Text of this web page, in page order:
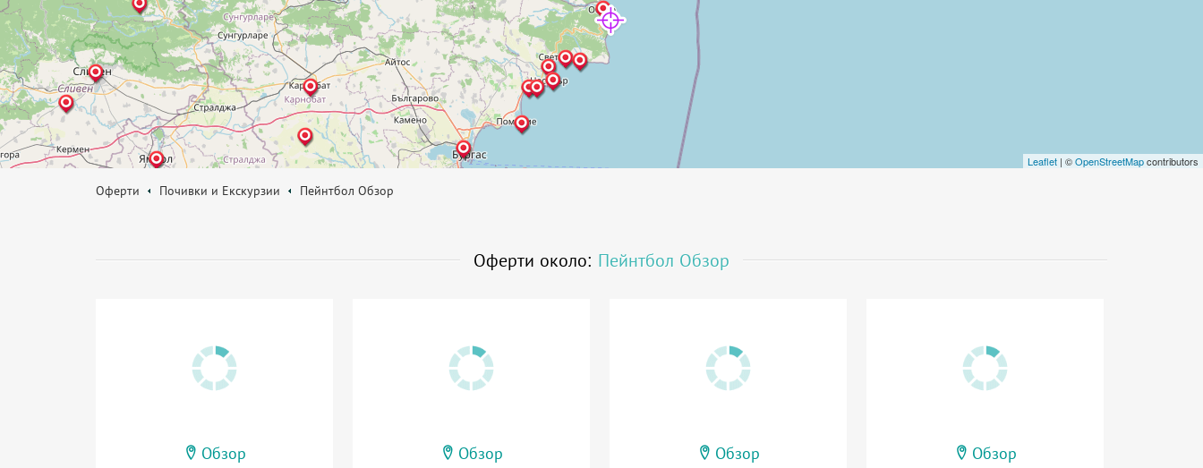
Leaflet | ©OpenStreetMapcontributors
Оферти Почивки и Екскурзии Пейнтбол Обзор
Оферти около: Пейнтбол Обзор
Обзор Обзор Обзор Обзор
остават1 ден 11 часа и 26 минути